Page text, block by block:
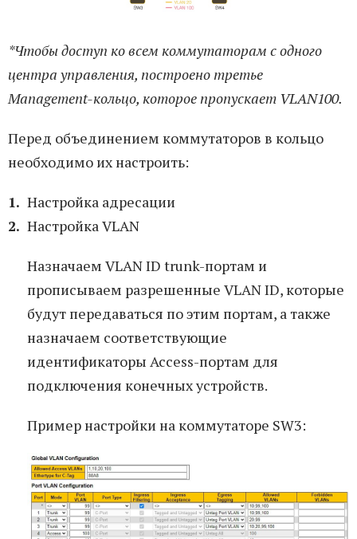
*Чтобы доступ ко всем коммутаторам с одного
центра управления, построено третье
Management-кольцо, которое пропускает VLAN100.
Перед объединением коммутаторов в кольцо
необходимо их настроить:
Настройка адресации
Настройка VLAN
Назначаем VLAN ID trunk-портам и
прописываем разрешенные VLAN ID, которые
будут передаваться по этим портам, а также
назначаем соответствующие
идентификаторы Access-портам для
подключения конечных устройств.
Пример настройки на коммутаторе SW3: